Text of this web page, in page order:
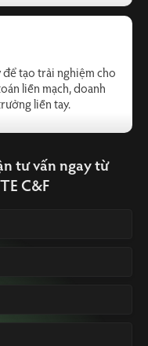
để tạo trải nghiệm cho
liền mạch, doanh
liền tay.
tư vấn ngay từ
C&F